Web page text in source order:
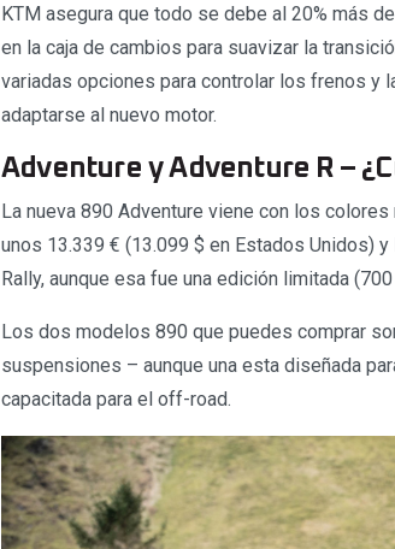
KTM asegura que todo se debe al 20% más
en la caja de cambios para suavizar la
variadas opciones para controlar los frenos y
adaptarse al nuevo motor.
Adventure y Adventure R –
La nueva 890 Adventure viene con los
unos 13.339 € (13.099 $ en Estados Unidos)
Rally, aunque esa fue una edición limitada
Los dos modelos 890 que puedes comprar
suspensiones – aunque una esta diseñada
capacitada para el off-road.